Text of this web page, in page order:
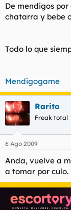
t
a
o
De mendigos
chatarra y bebe
Todo lo que
Mendigogame
Rarito
Freak total
6 Ago 2009
Anda, vuelve a
a tomar por culo.